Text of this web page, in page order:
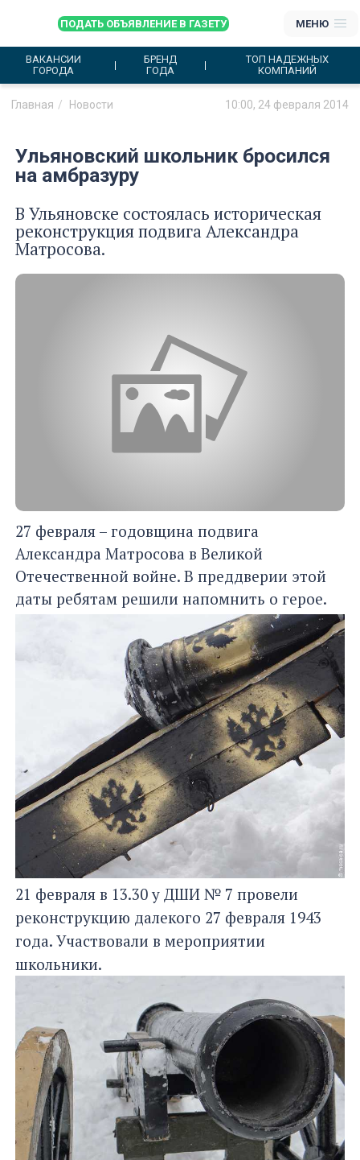
ПОДАТЬ ОБЪЯВЛЕНИЕ В ГАЗЕТУ МЕНЮ
ВАКАНСИИ
ГОРОДА
БРЕНД
ГОДА
ТОП НАДЕЖНЫХ
КОМПАНИЙ
Главная Новости 10:00, 24 февраля 2014
Ульяновский школьник бросился
на амбразуру
В Ульяновске состоялась историческая
реконструкция подвига Александра
Матросова.
27 февраля – годовщина подвига
Александра Матросова в Великой
Отечественной войне. В преддверии этой
даты ребятам решили напомнить о герое.
21 февраля в 13.30 у ДШИ № 7 провели
реконструкцию далекого 27 февраля 1943
года. Участвовали в мероприятии
школьники.